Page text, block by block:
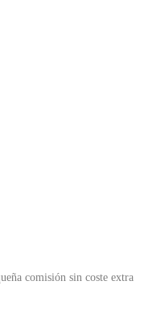
comisión sin coste extra